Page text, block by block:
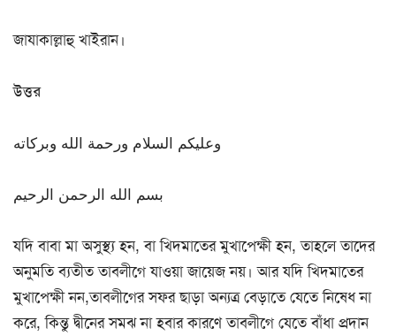
জাযাকাল্লাহু খাইরান।
উত্তর
وعليكم السلام ورحمة الله وبركاته
بسم الله الرحمن الرحيم
যদি বাবা মা অসুস্থ্য হন, বা খিদমাতের মুখাপেক্ষী হন, তাহলে তাদের
অনুমতি ব্যতীত তাবলীগে যাওয়া জায়েজ নয়। আর যদি খিদমাতের
মুখাপেক্ষী নন,তাবলীগের সফর ছাড়া অন্যত্র বেড়াতে যেতে নিষেধ না
করে, কিন্তু দ্বীনের সমঝ না হবার কারণে তাবলীগে যেতে বাঁধা প্রদান